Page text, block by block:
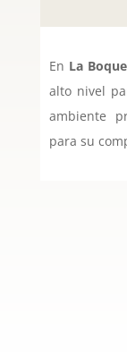
En La
alto nivel
ambiente
para su